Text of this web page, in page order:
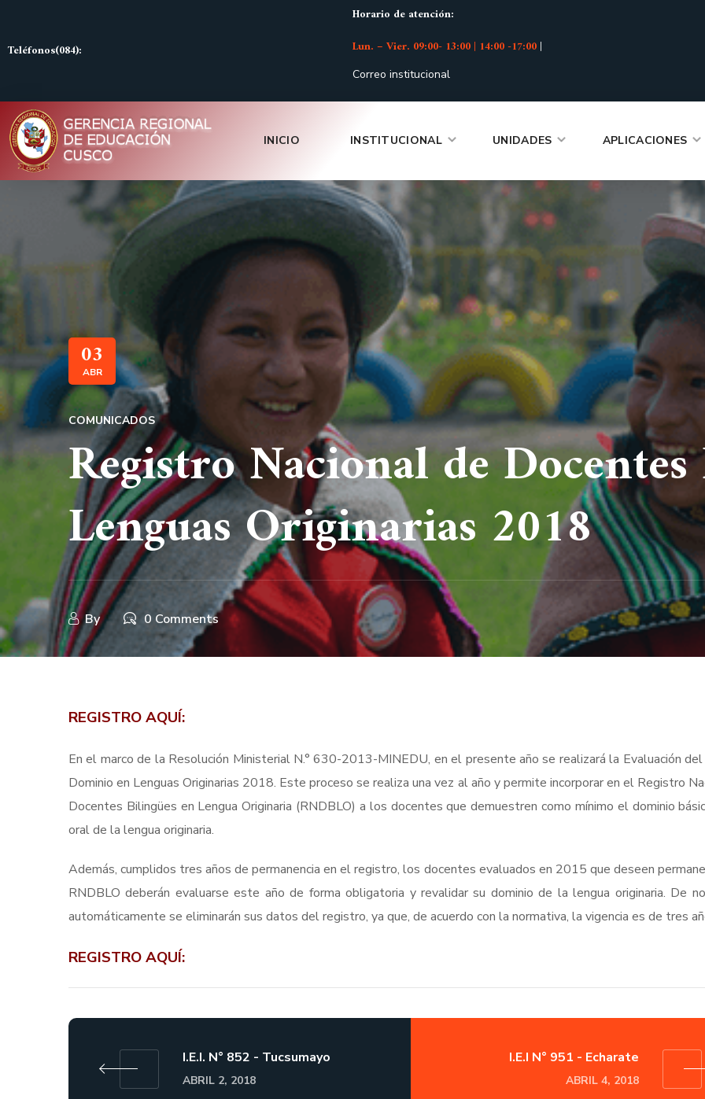
Teléfonos(084):
Horario de atención:
Lun. – Vier. 09:00- 13:00 | 14:00 -17:00|
Correo institucional
INICIO INSTITUCIONAL UNIDADES APLICACIONES
03
ABR
COMUNICADOS
Registro Nacional de
Lenguas Originarias 2018
By 0 Comments
REGISTRO AQUÍ:
En el marco de la Resolución Ministerial N.° 630-2013-MINEDU, en el presente año se realizará la Evaluación
Dominio en Lenguas Originarias 2018. Este proceso se realiza una vez al año y permite incorporar en el Registro
Docentes Bilingües en Lengua Originaria (RNDBLO) a los docentes que demuestren como mínimo el dominio
oral de la lengua originaria.
Además, cumplidos tres años de permanencia en el registro, los docentes evaluados en 2015 que deseen
RNDBLO deberán evaluarse este año de forma obligatoria y revalidar su dominio de la lengua originaria. De
automáticamente se eliminarán sus datos del registro, ya que, de acuerdo con la normativa, la vigencia es de tres
REGISTRO AQUÍ:
I.E.I. N° 852 - Tucsumayo
ABRIL 2, 2018
I.E.I N° 951 - Echarate
ABRIL 4, 2018